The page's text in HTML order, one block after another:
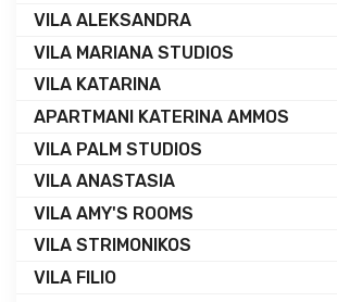
VILA ALEKSANDRA
VILA MARIANA STUDIOS
VILA KATARINA
APARTMANI KATERINA AMMOS
VILA PALM STUDIOS
VILA ANASTASIA
VILA AMY'S ROOMS
VILA STRIMONIKOS
VILA FILIO